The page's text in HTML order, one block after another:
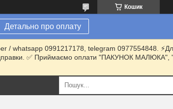
Кошик
Детально про оплату
/ whatsapp 0991217178, telegram 0977554848.
✅ Приймаємо оплати "ПАКУНОК